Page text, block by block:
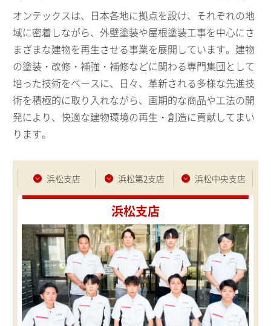
オンテックスは、日本各地に拠点を設け、それぞれの地
域に密着しながら、外壁塗装や屋根塗装工事を中心にさ
まざまな建物を再生させる事業を展開しています。建物
の塗装・改修・補強・補修などに関わる専門集団として
培った技術をベースに、日々、革新される多様な先進技
術を積極的に取り入れながら、画期的な商品や工法の開
発により、快適な建物環境の再生・創造に貢献してまい
ります。
浜松支店 浜松第2支店 浜松中央支店
浜松支店